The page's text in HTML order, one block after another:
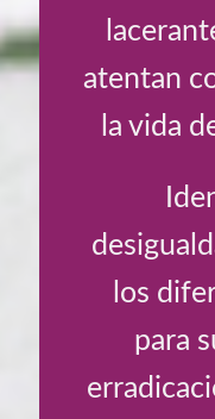
atentan
la vida
los
para